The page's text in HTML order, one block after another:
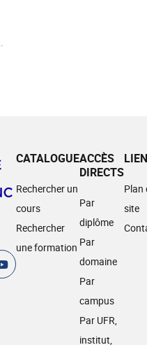
CATALOGUE
Rechercher un
cours
Rechercher
une formation
ACCÈS
DIRECTS
Par
diplôme
Par
domaine
Par
campus
Par UFR,
institut,
Plan
site